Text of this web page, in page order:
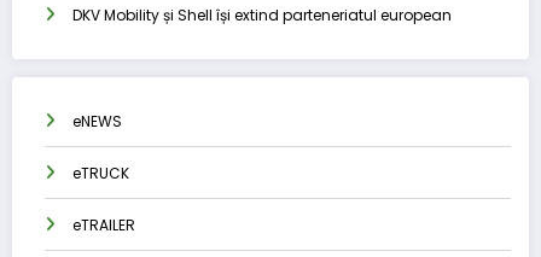
DKV Mobility și Shell își extind parteneriatul european
eNEWS
eTRUCK
eTRAILER